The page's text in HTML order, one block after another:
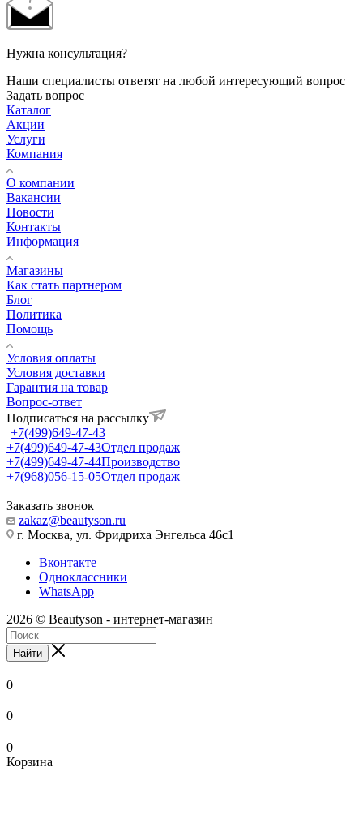
Нужна консультация?
Наши специалисты ответят на любой интересующий вопрос
Задать вопрос
Каталог
Акции
Услуги
Компания
О компании
Вакансии
Новости
Контакты
Информация
Магазины
Как стать партнером
Блог
Политика
Помощь
Условия оплаты
Условия доставки
Гарантия на товар
Вопрос-ответ
Подписаться на рассылку
+7(499)649-47-43
+7(499)649-47-43Отдел продаж
+7(499)649-47-44Производство
+7(968)056-15-05Отдел продаж
Заказать звонок
zakaz@beautyson.ru
г. Москва, ул. Фридриха Энгельса 46с1
Вконтакте
Одноклассники
WhatsApp
2026 © Beautyson - интернет-магазин
Найти
0
0
0
Корзина